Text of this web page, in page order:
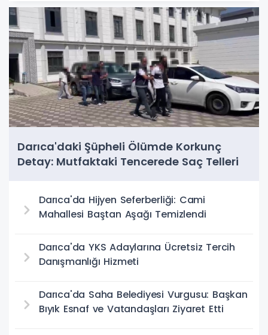
Darıca'daki Şüpheli Ölümde Korkunç
Detay: Mutfaktaki Tencerede Saç Telleri
Darıca'da Hijyen Seferberliği: Cami
Mahallesi Baştan Aşağı Temizlendi
Darıca'da YKS Adaylarına Ücretsiz Tercih
Danışmanlığı Hizmeti
Darıca'da Saha Belediyesi Vurgusu: Başkan
Bıyık Esnaf ve Vatandaşları Ziyaret Etti